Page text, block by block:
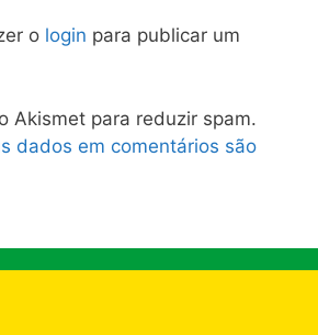
o login para publicar um
Akismet para reduzir spam.
dados em comentários são